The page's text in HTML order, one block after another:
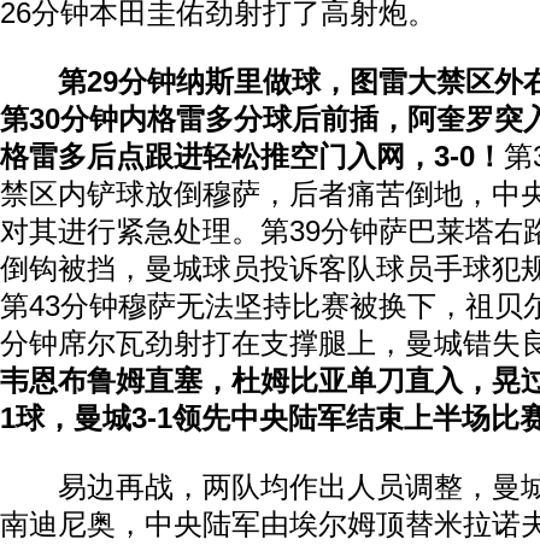
26分钟本田圭佑劲射打了高射炮。
第29分钟纳斯里做球，图雷大禁区外
第30分钟内格雷多分球后前插，阿奎罗突
格雷多后点跟进轻松推空门入网，3-0！ 第
禁区内铲球放倒穆萨，后者痛苦倒地，中
对其进行紧急处理。第39分钟萨巴莱塔右
倒钩被挡，曼城球员投诉客队球员手球犯
第43分钟穆萨无法坚持比赛被换下，祖贝
分钟席尔瓦劲射打在支撑腿上，曼城错失
韦恩布鲁姆直塞，杜姆比亚单刀直入，晃
1球，曼城3-1领先中央陆军结束上半场比
易边再战，两队均作出人员调整，曼
南迪尼奥，中央陆军由埃尔姆顶替米拉诺